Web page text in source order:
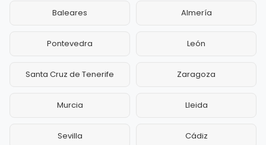
Baleares Almería
Pontevedra León
Santa Cruz de Tenerife Zaragoza
Murcia Lleida
Sevilla Cádiz